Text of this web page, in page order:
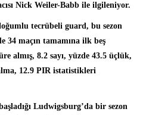
Nick Weiler-Babb ile ilgileniyor.
tecrübeli guard, bu sezon
34 maçın tamamına ilk beş
almış, 8.2 sayı, yüzde 43.5 üçlük,
12.9 PIR istatistikleri
Ludwigsburg’da bir sezon